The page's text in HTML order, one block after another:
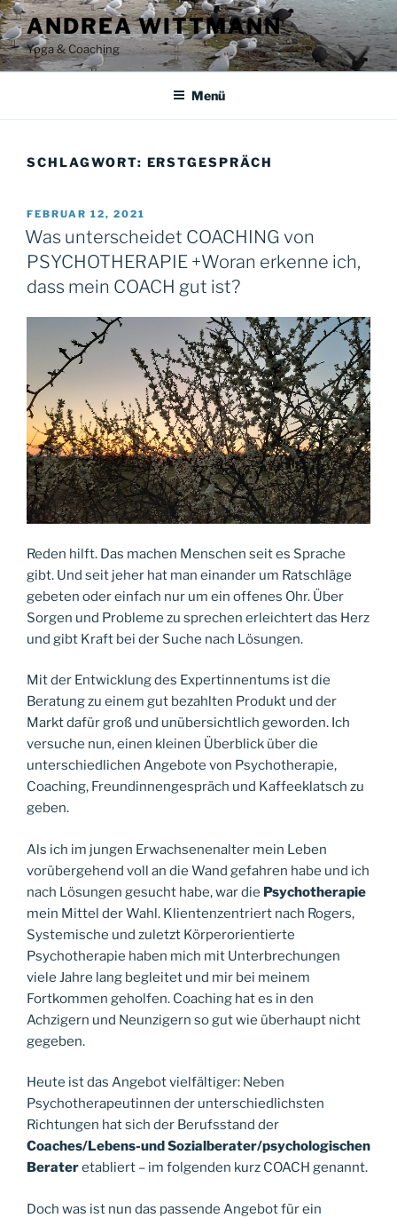
Zum
Inhalt
springen
ANDREA WITTMANN
Yoga & Coaching
Menü
SCHLAGWORT: ERSTGESPRÄCH
VERÖFFENTLICHT
AM
FEBRUAR 12, 2021
Was unterscheidet COACHING von
PSYCHOTHERAPIE +Woran erkenne ich,
dass mein COACH gut ist?
Reden hilft. Das machen Menschen seit es Sprache
gibt. Und seit jeher hat man einander um Ratschläge
gebeten oder einfach nur um ein offenes Ohr. Über
Sorgen und Probleme zu sprechen erleichtert das Herz
und gibt Kraft bei der Suche nach Lösungen.
Mit der Entwicklung des Expertinnentums ist die
Beratung zu einem gut bezahlten Produkt und der
Markt dafür groß und unübersichtlich geworden. Ich
versuche nun, einen kleinen Überblick über die
unterschiedlichen Angebote von Psychotherapie,
Coaching, Freundinnengespräch und Kaffeeklatsch zu
geben.
Als ich im jungen Erwachsenenalter mein Leben
vorübergehend voll an die Wand gefahren habe und ich
nach Lösungen gesucht habe, war die Psychotherapie
mein Mittel der Wahl. Klientenzentriert nach Rogers,
Systemische und zuletzt Körperorientierte
Psychotherapie haben mich mit Unterbrechungen
viele Jahre lang begleitet und mir bei meinem
Fortkommen geholfen. Coaching hat es in den
Achzigern und Neunzigern so gut wie überhaupt nicht
gegeben.
Heute ist das Angebot vielfältiger: Neben
Psychotherapeutinnen der unterschiedlichsten
Richtungen hat sich der Berufsstand der
Coaches/Lebens-und Sozialberater/psychologischen
Berateretabliert – im folgenden kurz COACH genannt.
Doch was ist nun das passende Angebot für ein